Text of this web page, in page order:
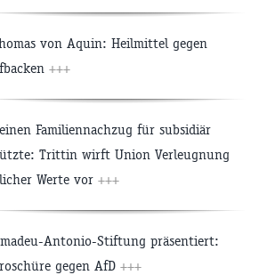
von Aquin: Heilmittel gegen
+++
Familiennachzug für subsidiär
Trittin wirft Union Verleugnung
Werte vor +++
Antonio-Stiftung präsentiert:
gegen AfD +++